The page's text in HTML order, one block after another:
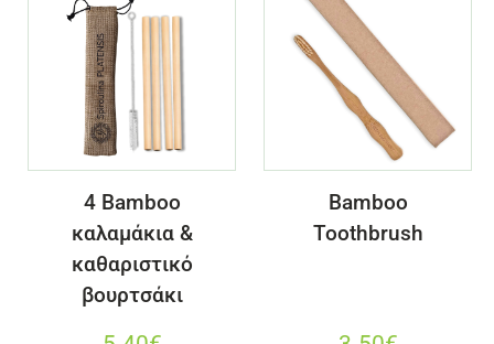
4 Bamboo
καλαμάκια &
καθαριστικό
βουρτσάκι
Bamboo
Toothbrush